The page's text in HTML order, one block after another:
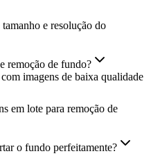
e resolução do
remoção de fundo?
imagens de baixa qualidade
em lote para remoção de
o fundo perfeitamente?